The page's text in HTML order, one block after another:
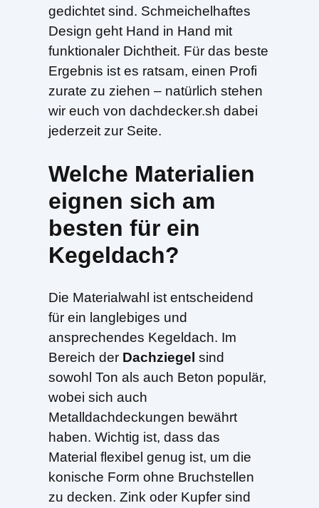
gedichtet sind. Schmeichelhaftes
Design geht Hand in Hand mit
funktionaler Dichtheit. Für das beste
Ergebnis ist es ratsam, einen Profi
zurate zu ziehen – natürlich stehen
wir euch von dachdecker.sh dabei
jederzeit zur Seite.
Welche Materialien
eignen sich am
besten für ein
Kegeldach?
Die Materialwahl ist entscheidend
für ein langlebiges und
ansprechendes Kegeldach. Im
Bereich der Dachziegel sind
sowohl Ton als auch Beton populär,
wobei sich auch
Metalldachdeckungen bewährt
haben. Wichtig ist, dass das
Material flexibel genug ist, um die
konische Form ohne Bruchstellen
zu decken. Zink oder Kupfer sind